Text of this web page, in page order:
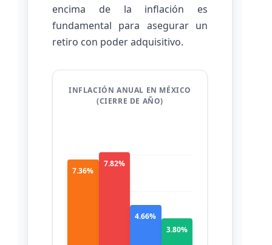
encima de la inflación es
fundamental para asegurar un
retiro con poder adquisitivo.
INFLACIÓN ANUAL EN MÉXICO
(CIERRE DE AÑO)
7.36%
7.82%
4.66%
3.80%